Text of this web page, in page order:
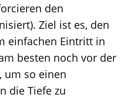
den
Ziel ist es, den
einfachen Eintritt in
besten noch vor der
um so einen
die Tiefe zu